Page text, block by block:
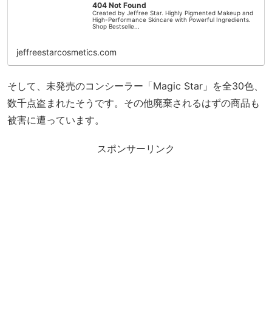
404 Not Found
Created by Jeffree Star. Highly Pigmented Makeup and
High-Performance Skincare with Powerful Ingredients.
Shop Bestselle...
jeffreestarcosmetics.com
そして、未発売のコンシーラー「Magic Star」を全30色、
数千点盗まれたそうです。その他廃棄されるはずの商品も
被害に遭っています。
スポンサーリンク